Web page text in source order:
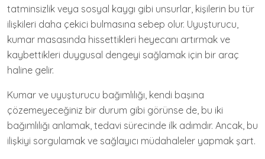
tatminsizlik veya sosyal kaygı gibi unsurlar, kişilerin bu tür
ilişkileri daha çekici bulmasına sebep olur. Uyuşturucu,
kumar masasında hissettikleri heyecanı artırmak ve
kaybettikleri duygusal dengeyi sağlamak için bir araç
haline gelir.
Kumar ve uyuşturucu bağımlılığı, kendi başına
çözemeyeceğiniz bir durum gibi görünse de, bu iki
bağımlılığı anlamak, tedavi sürecinde ilk adımdır. Ancak, bu
ilişkiyi sorgulamak ve sağlayıcı müdahaleler yapmak şart.